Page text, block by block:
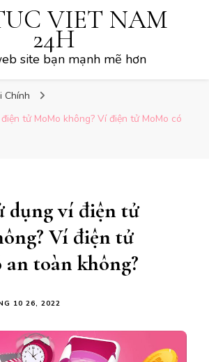
VIET NAM
24H
site bạn mạnh mẽ hơn
Chính
tử MoMo không? Ví điện tử MoMo có
dụng ví điện tử
Ví điện tử
toàn không?
10 26, 2022